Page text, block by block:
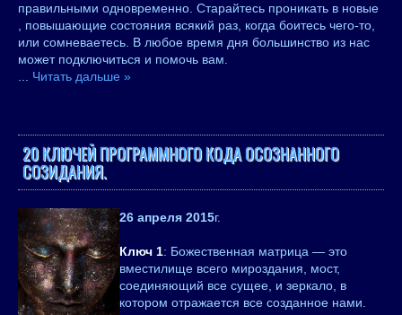
правильными одновременно. Старайтесь проникать в новые
, повышающие состояния всякий раз, когда боитесь чего-то,
или сомневаетесь. В любое время дня большинство из нас
может подключиться и помочь вам.
Читать дальше »
20 КЛЮЧЕЙ ПРОГРАММНОГО КОДА ОСОЗНАННОГО
СОЗИДАНИЯ.
26 апреля 2015г.
Ключ 1: Божественная матрица — это
вместилище всего мироздания, мост,
соединяющий все сущее, и зеркало, в
котором отражается все созданное нами.